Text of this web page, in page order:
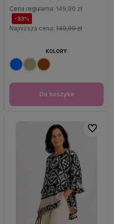
Cena regularna: 149,90 zł
-33%
Najniższa cena: 149,90 zł
Do koszyka
KOLORY:
Do